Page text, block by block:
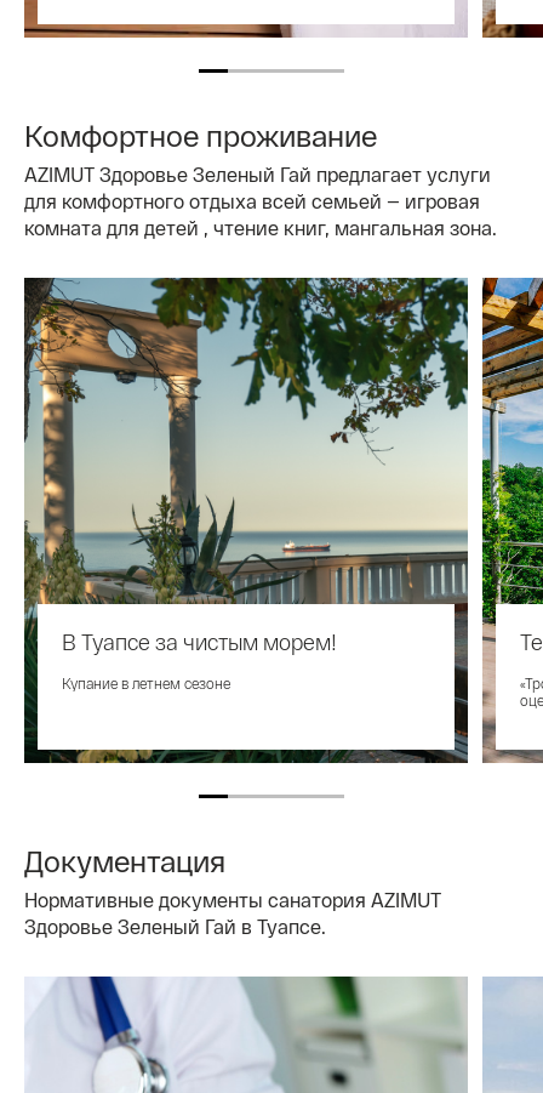
Комфортное проживание
AZIMUT Здоровье Зеленый Гай предлагает услуги
для комфортного отдыха всей семьей — игровая
комната для детей , чтение книг, мангальная зона.
В Туапсе за чистым морем!
Купание в летнем сезоне
Документация
Нормативные документы санатория AZIMUT
Здоровье Зеленый Гай в Туапсе.